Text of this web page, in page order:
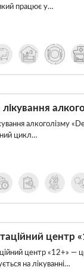
працює у…
лікування
алкоголізму
цикл…
центр
центр «12+» —
на лікуванні…